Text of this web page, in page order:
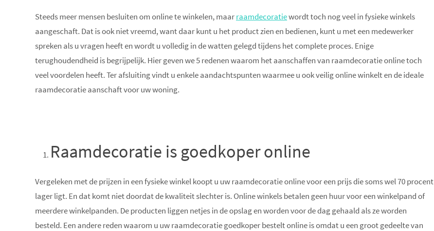
Steeds meer mensen besluiten om online te winkelen, maarraamdecoratiewordt toch nog veel in fysieke winkels
aangeschaft. Dat is ook niet vreemd, want daar kunt u het product zien en bedienen, kunt u met een medewerker
spreken als u vragen heeft en wordt u volledig in de watten gelegd tijdens het complete proces. Enige
terughoudendheid is begrijpelijk. Hier geven we 5 redenen waarom het aanschaffen van raamdecoratie online toch
veel voordelen heeft. Ter afsluiting vindt u enkele aandachtspunten waarmee u ook veilig online winkelt en de ideale
raamdecoratie aanschaft voor uw woning.
Raamdecoratie is goedkoper online
Vergeleken met de prijzen in een fysieke winkel koopt u uw raamdecoratie online voor een prijs die soms wel 70 procent
lager ligt. En dat komt niet doordat de kwaliteit slechter is. Online winkels betalen geen huur voor een winkelpand of
meerdere winkelpanden. De producten liggen netjes in de opslag en worden voor de dag gehaald als ze worden
besteld. Een andere reden waarom u uw raamdecoratie goedkoper bestelt online is omdat u een groot gedeelte van